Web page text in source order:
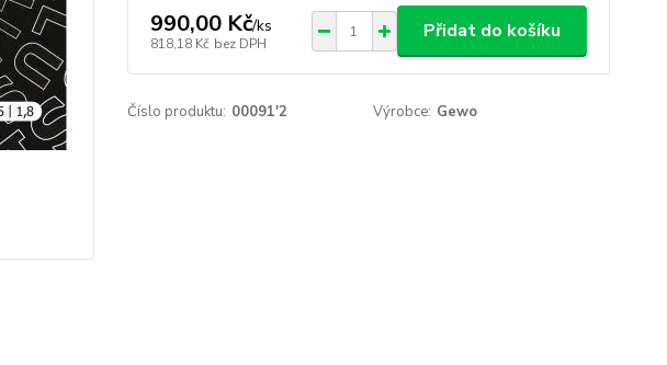
990,00 Kč/ks
818,18 Kč bez DPH
Přidat do košíku
Číslo produktu: 00091'2 Výrobce: Gewo